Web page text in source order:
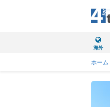
海外
ホーム